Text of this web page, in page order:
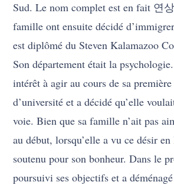
Sud. Le nom complet est en fait 연
famille ont ensuite décidé
est diplômé du Steven Kalamazoo
Son département était la
intérêt à agir au cours de sa première
d’université et a décidé qu’elle
voie. Bien que sa famille n’ait pas
au début, lorsqu’elle a vu ce désir
soutenu pour son bonheur. Dans le
poursuivi ses objectifs et a